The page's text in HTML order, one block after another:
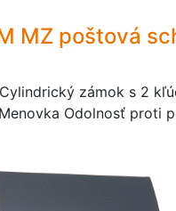
MZ poštová
zámok s 2
Odolnosť proti